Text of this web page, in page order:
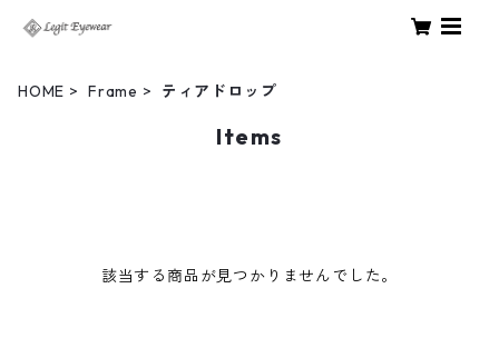
HOME Frame ティアドロップ
Items
該当する商品が見つかりませんでした。